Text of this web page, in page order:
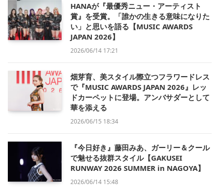
HANAが『最優秀ニュー・アーティスト
賞』を受賞。「誰かの生きる意味になりた
い」と思いを語る【MUSIC AWARDS
JAPAN 2026】
2026/06/14 17:21
畑芽育、美スタイル際立つフラワードレス
で『MUSIC AWARDS JAPAN 2026』レッ
ドカーペットに登場。アンバサダーとして
華を添える
2026/06/15 18:34
『今日好き』藤田みあ、ガーリー＆クール
で魅せる抜群スタイル【GAKUSEI
RUNWAY 2026 SUMMER in NAGOYA】
2026/06/14 15:48